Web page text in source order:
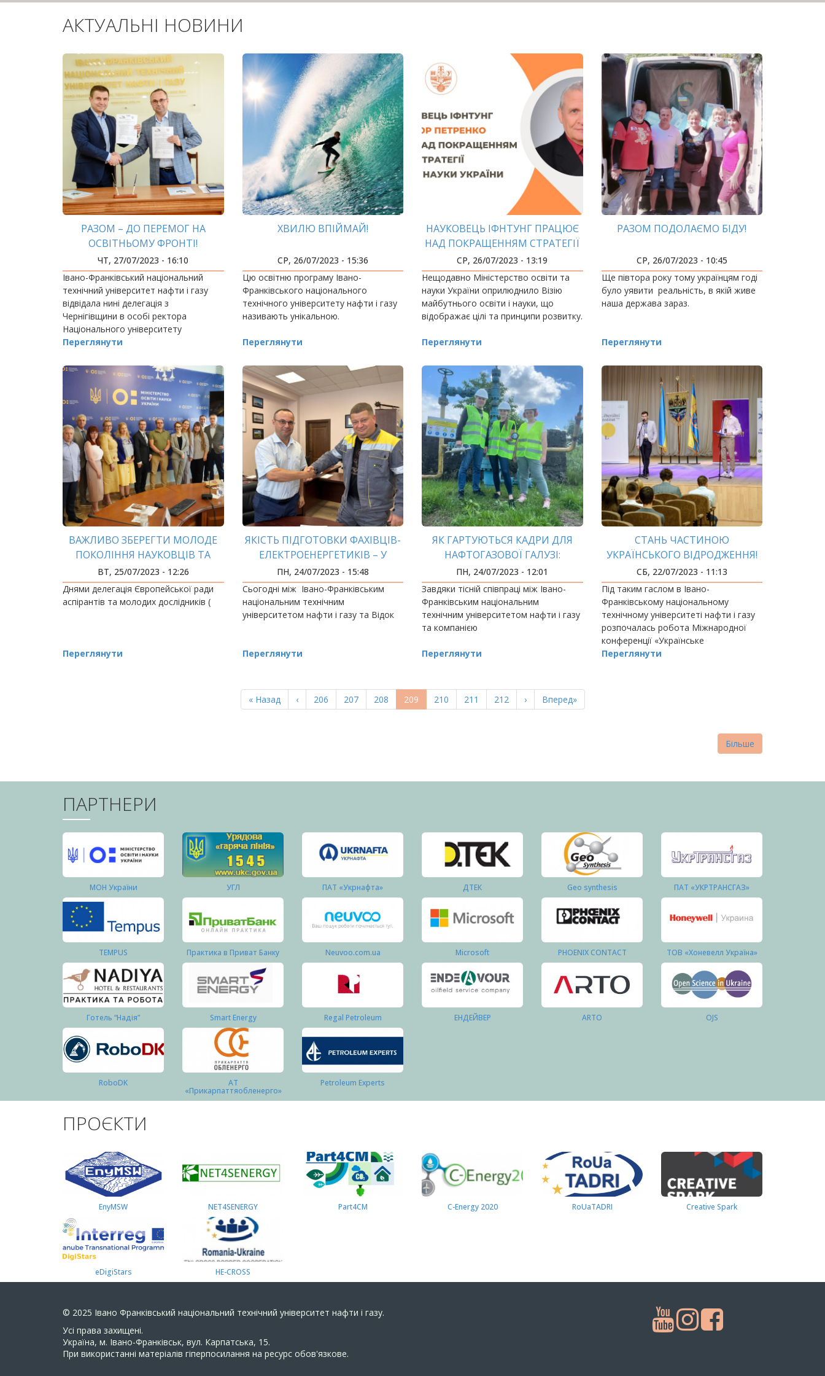
АКТУАЛЬНІ НОВИНИ
РАЗОМ – ДО ПЕРЕМОГ НА
ОСВІТНЬОМУ ФРОНТІ!
ЧТ, 27/07/2023 - 16:10
Івано-Франківський національний
технічний університет нафти і газу
відвідала нині делегація з
Чернігівщини в особі ректора
Національного університету
«Чернігівська політехніка» Олега
Переглянути
ХВИЛЮ ВПІЙМАЙ!
СР, 26/07/2023 - 15:36
Цю освітню програму Івано-
Франківського національного
технічного університету нафти і газу
називають унікальною.
Переглянути
НАУКОВЕЦЬ ІФНТУНГ ПРАЦЮЄ
НАД ПОКРАЩЕННЯМ СТРАТЕГІЇ
ОСВІТИ І НАУКИ УКРАЇНИ
СР, 26/07/2023 - 13:19
Нещодавно Міністерство освіти та
науки України оприлюднило Візію
майбутнього освіти і науки, що
відображає цілі та принципи розвитку.
Переглянути
РАЗОМ ПОДОЛАЄМО БІДУ!
СР, 26/07/2023 - 10:45
Ще півтора року тому українцям годі
було уявити реальність, в якій живе
наша держава зараз.
Переглянути
ВАЖЛИВО ЗБЕРЕГТИ МОЛОДЕ
ПОКОЛІННЯ НАУКОВЦІВ ТА
ВИЩУ ОСВІТУ УКРАЇНИ
ВТ, 25/07/2023 - 12:26
Днями делегація Європейської ради
аспірантів та молодих дослідників (
Переглянути
ЯКІСТЬ ПІДГОТОВКИ ФАХІВЦІВ-
ЕЛЕКТРОЕНЕРГЕТИКІВ – У
ПРІОРИТЕТІ
ПН, 24/07/2023 - 15:48
Сьогодні між Івано-Франківським
національним технічним
університетом нафти і газу та Відок
Переглянути
ЯК ГАРТУЮТЬСЯ КАДРИ ДЛЯ
НАФТОГАЗОВОЇ ГАЛУЗІ:
ВИРОБНИЧІ ПРАКТИКИ
ПН, 24/07/2023 - 12:01
Завдяки тісній співпраці між Івано-
Франківським національним
технічним університетом нафти і газу
та компанією
Переглянути
СТАНЬ ЧАСТИНОЮ
УКРАЇНСЬКОГО ВІДРОДЖЕННЯ!
СБ, 22/07/2023 - 11:13
Під таким гаслом в Івано-
Франківському національному
технічному університеті нафти і газу
розпочалась робота Міжнародної
конференції «Українське
відродження».
Переглянути
Перша
сторінка
« Назад
Попередня
сторінка
‹ Page
206 Page
207 Page
208
Поточна
сторінка
209 Page
210 Page
211 Page
212
Наступна
сторінка
›
Остання
сторінка
Вперед»
Більше
ПАРТНЕРИ
МОН України УГЛ ПАТ «Укрнафта» ДТЕК Geo synthesis ПАТ «УКРТРАНСГАЗ»
TEMPUS Практика в Приват Банку Neuvoo.com.ua Microsoft PHOENIX CONTACT ТОВ «Хоневелл Україна»
Готель “Надія” Smart Energy Regal Petroleum ЕНДЕЙВЕР ARTO OJS
RoboDK АТ
«Прикарпаттяобленерго»
Petroleum Experts
ПРОЄКТИ
EnyMSW NET4SENERGY Part4СМ C-Energy 2020 RoUaTADRI Creative Spark
eDigiStars HE-CROSS
© 2025 Івано Франківський національний технічний університет нафти і газу.
Усi права захищенi.
Україна, м. Івано-Франківськ, вул. Карпатська, 15.
При використанні матеріалів гіперпосилання на ресурс обов'язкове.